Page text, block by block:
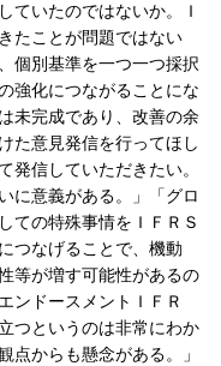
ていたのではないか。Ｉ
たことが問題ではない
個別基準を一つ一つ採択
強化につながることにな
未完成であり、改善の余
た意見発信を行ってほし
発信していただきたい。
に意義がある。」「グロ
ての特殊事情をＩＦＲＳ
つなげることで、機動
等が増す可能性があるの
ンドースメントＩＦＲ
つというのは非常にわか
点からも懸念がある。」